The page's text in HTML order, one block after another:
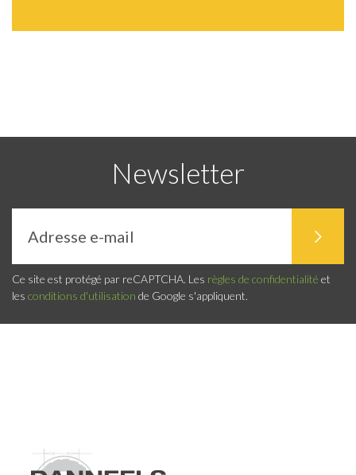
Newsletter
Ce site est protégé par reCAPTCHA. Les règles de confidentialité et
les conditions d'utilisation de Google s'appliquent.